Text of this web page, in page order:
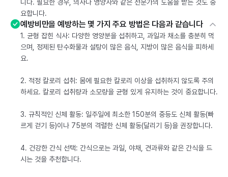
니다. 필요한 경우, 의사나 영양사와 같은 전문가의 도움을 받는 것도 중
요합니다.
예방비만을 예방하는 몇 가지 주요 방법은 다음과 같습니다
1. 균형 잡힌 식사: 다양한 영양분을 섭취하고, 과일과 채소를 충분히 먹
으며, 정제된 탄수화물과 설탕이 많은 음식, 지방이 많은 음식을 피하세
요.
2. 적정 칼로리 섭취: 몸에 필요한 칼로리 이상을 섭취하지 않도록 주의
하세요. 칼로리 섭취량과 소모량을 균형 있게 유지하는 것이 중요합니다.
3. 규칙적인 신체 활동: 일주일에 최소한 150분의 중등도 신체 활동(빠
르게 걷기 등)이나 75분의 격렬한 신체 활동(달리기 등)을 권장합니다.
4. 건강한 간식 선택: 간식으로는 과일, 야채, 견과류와 같은 간식을 드
시는 것을 추천합니다.